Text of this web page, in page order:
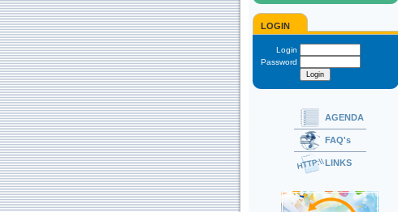
LOGIN
Login
Password
AGENDA
FAQ's
LINKS